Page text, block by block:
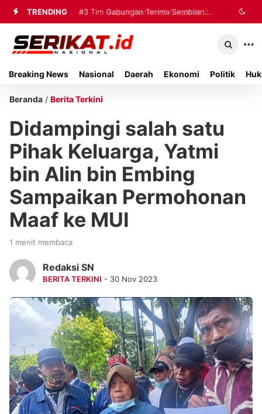
TRENDING #2 Bupati Sumenep Siagakan 20
Ambulans dan Tiga Rumah Sakit
#3 Tim Gabungan Terima Sembilan
Korban Evakuasi KM Mutiara Sentosa
Breaking News Nasional Daerah Ekonomi Politik
Beranda / Berita Terkini
Didampingi salah satu
Pihak Keluarga, Yatmi
bin Alin bin Embing
Sampaikan Permohonan
Maaf ke MUI
1 menit membaca
Redaksi SN
BERITA TERKINI - 30 Nov 2023